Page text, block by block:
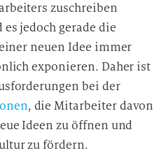
zuschreiben
jedoch gerade die
neuen Idee immer
exponieren. Daher ist
bei der
, die Mitarbeiter davon
Ideen zu öffnen und
zu fördern.